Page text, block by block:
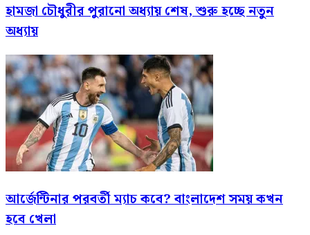
হামজা চৌধুরীর পুরানো অধ্যায় শেষ, শুরু হচ্ছে নতুন
অধ্যায়
আর্জেন্টিনার পরবর্তী ম্যাচ কবে? বাংলাদেশ সময় কখন
হবে খেলা